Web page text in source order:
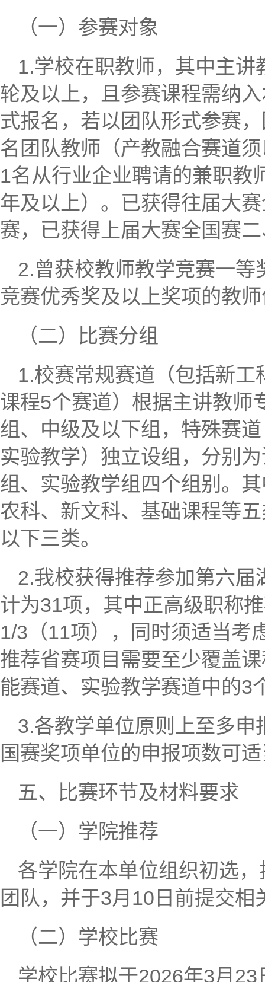
（一）参赛对象
1.学校在职教师，其中主
轮及以上，且参赛课程需纳
式报名，若以团队形式参赛
名团队教师（产教融合赛道
1名从行业企业聘请的兼职教
年及以上）。已获得往届大
赛，已获得上届大赛全国赛
2.曾获校教师教学竞赛一
竞赛优秀奖及以上奖项的教
（二）比赛分组
1.校赛常规赛道（包括新
课程5个赛道）根据主讲教师
组、中级及以下组，特殊赛
实验教学）独立设组，分别
组、实验教学组四个组别。
农科、新文科、基础课程等
以下三类。
2.我校获得推荐参加第六
计为31项，其中正高级职称
1/3（11项），同时须适当考
推荐省赛项目需要至少覆盖
能赛道、实验教学赛道中的3
3.各教学单位原则上至多
国赛奖项单位的申报项数可
五、比赛环节及材料要求
（一）学院推荐
各学院在本单位组织初选
团队，并于3月10日前提交相
（二）学校比赛
学校比赛拟于2026年3月